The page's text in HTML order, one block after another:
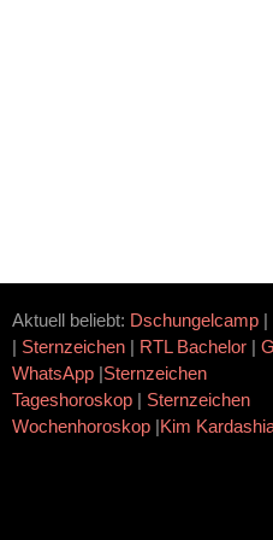
Aktuell beliebt: Dschungelcamp|
| Sternzeichen| RTL Bachelor|
WhatsApp|Sternzeichen
Tageshoroskop| Sternzeichen
Wochenhoroskop|Kim